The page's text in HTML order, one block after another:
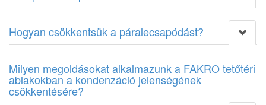
Hogyan csökkentsük a páralecsapódást?
Milyen megoldásokat alkalmazunk a FAKRO tetőtéri
ablakokban a kondenzáció jelenségének
csökkentésére?